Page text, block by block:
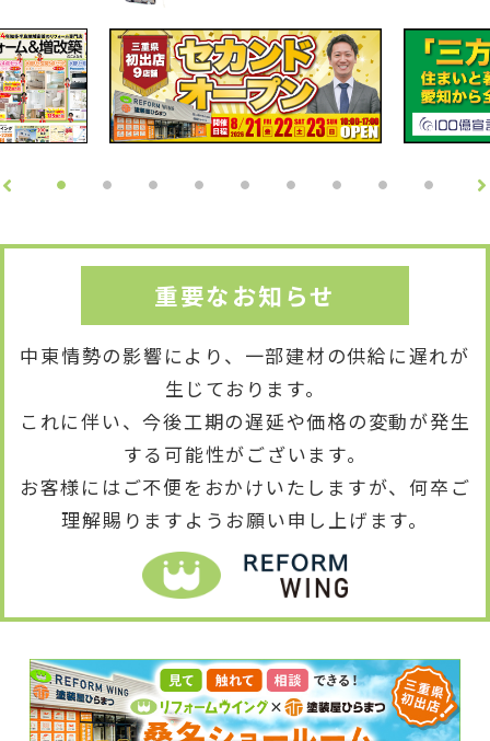
重要なお知らせ
中東情勢の影響により、一部建材の供給に遅れが
生じております。
これに伴い、今後工期の遅延や価格の変動が発生
する可能性がございます。
お客様にはご不便をおかけいたしますが、何卒ご
理解賜りますようお願い申し上げます。